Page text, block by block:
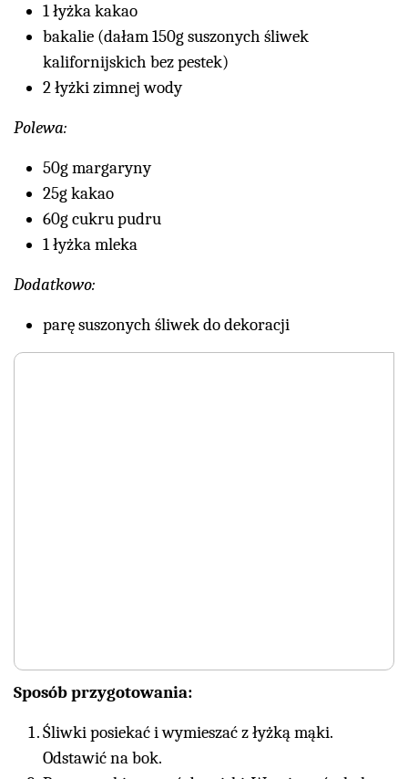
1 łyżka kakao
bakalie (dałam 150g suszonych śliwek
kalifornijskich bez pestek)
2 łyżki zimnej wody
Polewa:
50g margaryny
25g kakao
60g cukru pudru
1 łyżka mleka
Dodatkowo:
parę suszonych śliwek do dekoracji
Sposób przygotowania:
Śliwki posiekać i wymieszać z łyżką mąki.
Odstawić na bok.